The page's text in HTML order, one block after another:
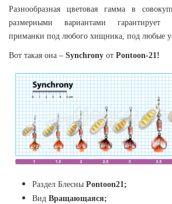
Разнообразная цветовая гамма в
размерными вариантами гарантирует
приманки под любого хищника, под любые
Вот такая она – Synchrony от Pontoon-21!
Раздел Блесны Pontoon21;
Вид Вращающаяся;